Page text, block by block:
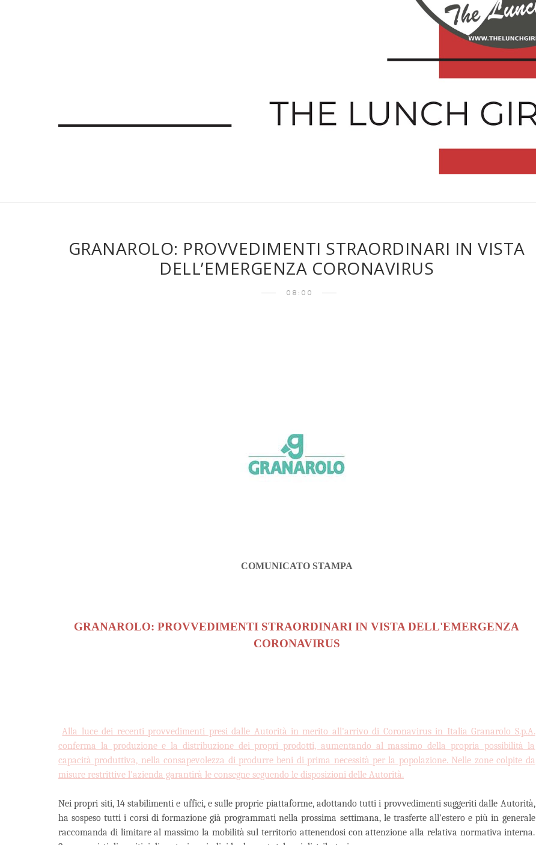
GRANAROLO: PROVVEDIMENTI STRAORDINARI IN VISTA
DELL’EMERGENZA CORONAVIRUS
08:00
COMUNICATO STAMPA
GRANAROLO: PROVVEDIMENTI STRAORDINARI IN VISTA DELL'EMERGENZA
CORONAVIRUS
Alla luce dei recenti provvedimenti presi dalle Autorità in merito all'arrivo di Coronavirus in Italia Granarolo S.p.A.
conferma la produzione e la distribuzione dei propri prodotti, aumentando al massimo della propria possibilità la
capacità produttiva, nella consapevolezza di produrre beni di prima necessità per la popolazione. Nelle zone colpite da
misure restrittive l'azienda garantirà le consegne seguendo le disposizioni delle Autorità.
Nei propri siti, 14 stabilimenti e uffici, e sulle proprie piattaforme, adottando tutti i provvedimenti suggeriti dalle Autorità,
ha sospeso tutti i corsi di formazione già programmati nella prossima settimana, le trasferte all'estero e più in generale
raccomanda di limitare al massimo la mobilità sul territorio attenendosi con attenzione alla relativa normativa interna.